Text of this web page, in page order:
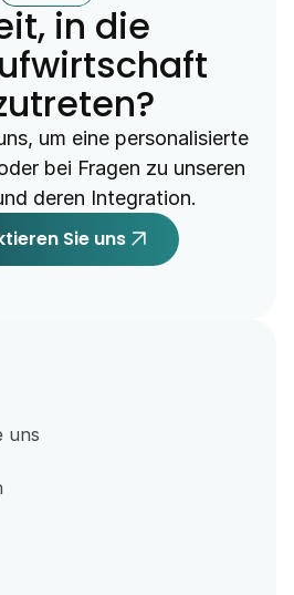
in die
um eine personalisierte
bei Fragen zu unseren
deren Integration.
Sie uns arrow_outward
uns